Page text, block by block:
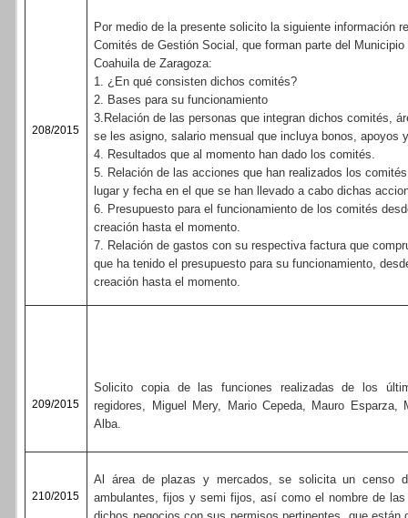
208/2015
Por medio de la presente solicito la siguiente información
Comités de Gestión Social, que forman parte del
Coahuila de Zaragoza:
1. ¿En qué consisten dichos comités?
2. Bases para su funcionamiento
3.Relación de las personas que integran dichos comités,
se les asigno, salario mensual que incluya bonos, apoyos
4. Resultados que al momento han dado los comités.
5. Relación de las acciones que han realizados los
lugar y fecha en el que se han llevado a cabo dichas
6. Presupuesto para el funcionamiento de los comités
creación hasta el momento.
7. Relación de gastos con su respectiva factura que
que ha tenido el presupuesto para su funcionamiento,
creación hasta el momento.
209/2015
Solicito copia de las funciones realizadas de los
regidores, Miguel Mery, Mario Cepeda, Mauro Esparza,
Alba.
210/2015
Al área de plazas y mercados, se solicita un censo
ambulantes, fijos y semi fijos, así como el nombre de las